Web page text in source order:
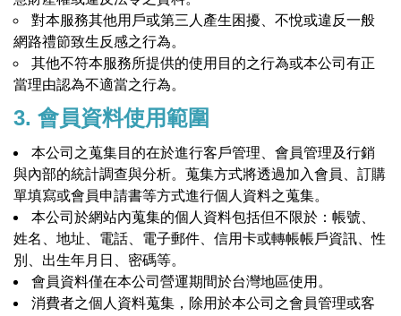
對本服務其他用戶或第三人產生困擾、不悅或違反一般
網路禮節致生反感之行為。
其他不符本服務所提供的使用目的之行為或本公司有正
當理由認為不適當之行為。
3. 會員資料使用範圍
本公司之蒐集目的在於進行客戶管理、會員管理及行銷
與內部的統計調查與分析。蒐集方式將透過加入會員、訂購
單填寫或會員申請書等方式進行個人資料之蒐集。
本公司於網站內蒐集的個人資料包括但不限於：帳號、
姓名、地址、電話、電子郵件、信用卡或轉帳帳戶資訊、性
別、出生年月日、密碼等。
會員資料僅在本公司營運期間於台灣地區使用。
消費者之個人資料蒐集，除用於本公司之會員管理或客